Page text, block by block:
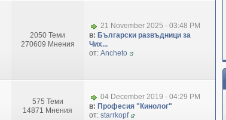
2050 Теми
270609 Мнения
21 November 2025 - 03:48 PM
в: Български развъдници за
Чих...
от: Ancheto
575 Теми
14871 Мнения
04 December 2019 - 04:29 PM
в: Професия "Кинолог"
от: starrkopf